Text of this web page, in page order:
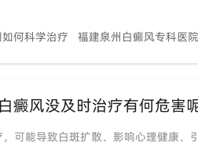
何科学治疗 福建泉州白癜风专科医
风没及时治疗有何危害
可能导致白斑扩散、影响心理健康、